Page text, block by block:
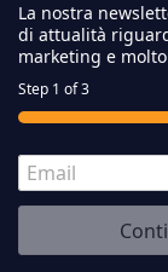
La nostra
di attualità
marketing e
Step 1 of 3
E
m
a
l